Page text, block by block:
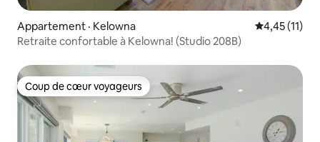
Appartement · Kelowna Note
4,45 (11)
Retraite confortable à Kelowna! (Studio 208B)
Coup de cœur voyageurs
Coup de cœur voyageurs